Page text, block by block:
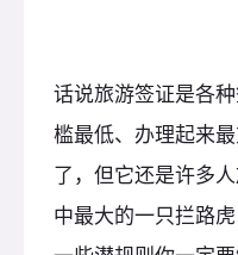
话说旅游签证是各
槛最低、办理起来
了，但它还是许多
中最大的一只拦路